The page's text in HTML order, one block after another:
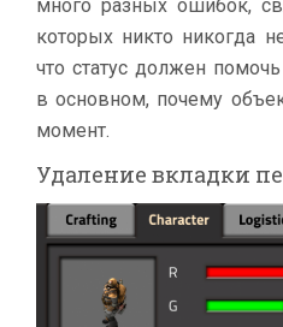
много разных ошибок,
которых никто никогда
что статус должен
в основном, почему
момент.
Удаление вкладки